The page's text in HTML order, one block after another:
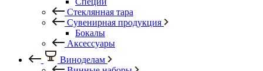
Стеклянная тара
Сувенирная продукция
Бокалы
Аксессуары
Виноделам